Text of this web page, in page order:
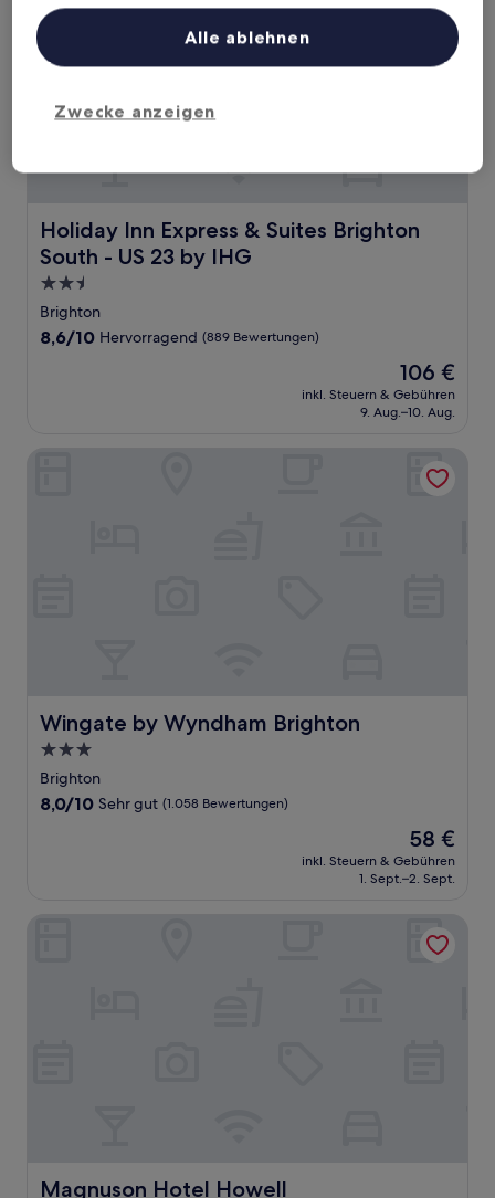
Holiday Inn Express & Suites Brighton
South - US 23 by IHG
Holiday Inn Express & Suites Brighton South - US 23 by
2.5-
Sterne-
Unterkunft
Brighton
8.6
8,6/10 Hervorragend (889 Bewertungen)
Der
Preis
beträgt
106 €
inkl. Steuern & Gebühren
9. Aug.–10. Aug.
Wingate by Wyndham Brighton
Wingate by Wyndham Brighton
3.0-
Sterne-
Unterkunft
Brighton
8.0
Bewertungen)
8,0/10 Sehr gut (1.058 Bewertungen)
Der
Preis
beträgt
58 €
inkl. Steuern & Gebühren
1. Sept.–2. Sept.
Magnuson Hotel Howell
Magnuson Hotel Howell
Zwecke anzeigen
Alle ablehnen